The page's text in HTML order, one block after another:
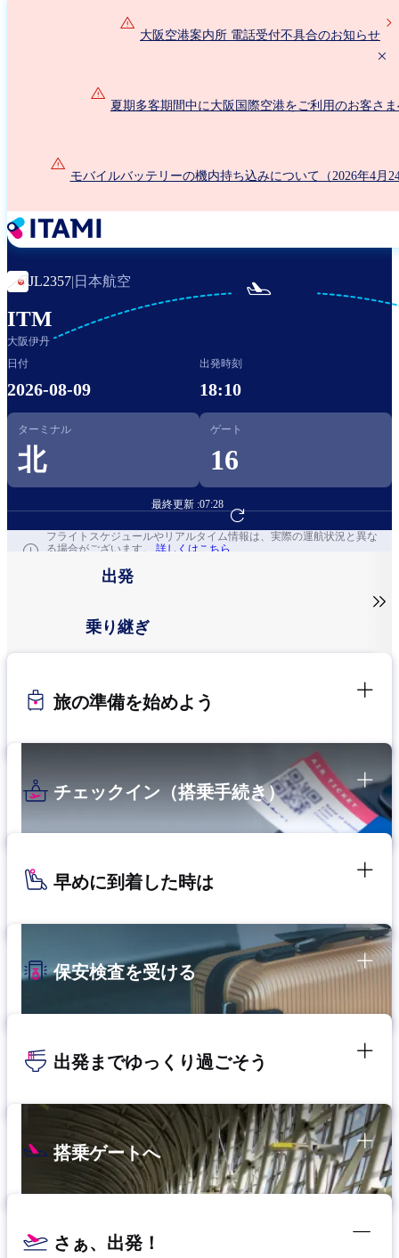
大阪空港案内所 電話受付不具合のお知らせ
夏期多客期間中に大阪国際空港をご利用のお客さ
モバイルバッテリーの機内持ち込みについて（2026年4月
JL2357| 日本航空
ITM
大阪伊丹

日付
2026-08-09
出発時刻
18:10
ターミナル
北
ゲート
16
最終更新 :07:28
フライト予約へ
フライトスケジュールやリアルタイム情報は、実際の運航状況と異な
る場合がございます。 詳しくはこちら
出発
乗り継ぎ

旅の準備を始めよう
チェックイン（搭乗手続き）
早めに到着した時は
保安検査を受ける
出発までゆっくり過ごそう
搭乗ゲートへ
さぁ、出発！